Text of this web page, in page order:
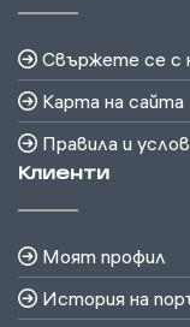
Свържете се с
Карта на сайта
Правила и
Клиенти
Моят профил
История на